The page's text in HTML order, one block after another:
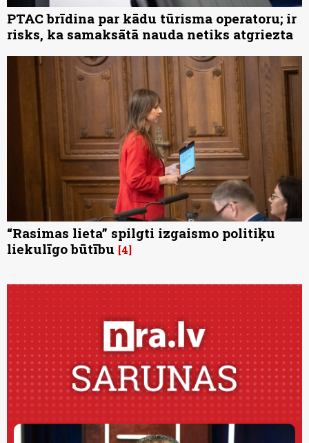
PTAC brīdina par kādu tūrisma operatoru; ir
risks, ka samaksātā nauda netiks atgriezta
“Rasimas lieta” spilgti izgaismo politiķu
liekulīgo būtību 4